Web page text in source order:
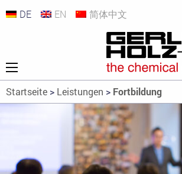
DE EN 简体中文
Startseite > Leistungen > Fortbildung